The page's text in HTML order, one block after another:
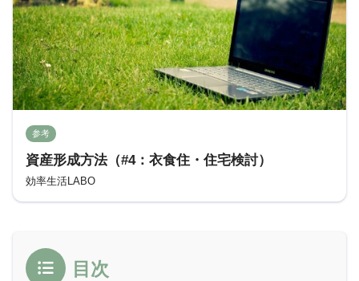
参考
資産形成方法（#4：衣食住・住宅検討）
効率生活LABO
目次